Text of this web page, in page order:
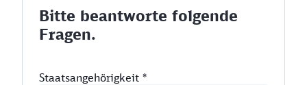
Bitte beantworte folgende
Fragen.
Staatsangehörigkeit *